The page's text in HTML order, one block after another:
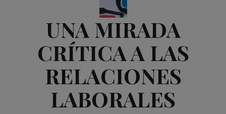
UNA MIRADA
CRÍTICA A LAS
RELACIONES
LABORALES